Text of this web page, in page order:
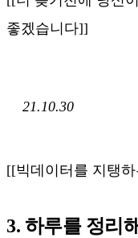
좋겠습니다]]
21.10.30
[[빅데이터를 지탱
3. 하루를 정리